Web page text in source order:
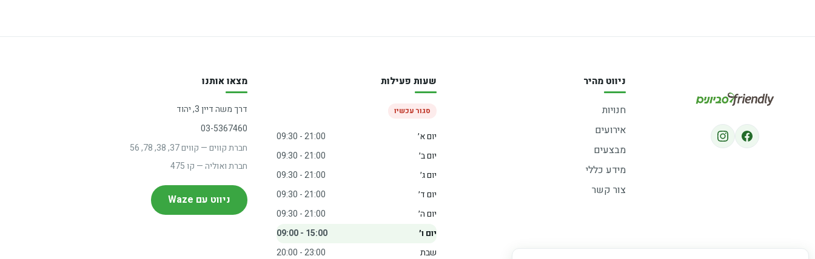
ניווט מהיר
חנויות
אירועים
מבצעים
מידע כללי
צור קשר
שעות פעילות
סגור עכשיו
יום א׳
09:30 - 21:00
יום ב׳
09:30 - 21:00
יום ג׳
09:30 - 21:00
יום ד׳
09:30 - 21:00
יום ה׳
09:30 - 21:00
יום ו׳
09:00 - 15:00
שבת
20:00 - 23:00
מצאו אותנו
דרך משה דיין 3, יהוד
03-5367460
חברת קווים — קווים 37, 38, 78, 56
חברת ואוליה — קו 475
ניווט עם Waze